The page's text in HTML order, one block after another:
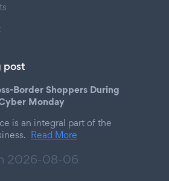
post
Border Shoppers During
Monday
is an integral part of the
Read More
2026-08-06